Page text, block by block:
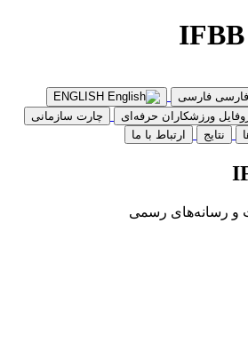
ورزشکاران حرفه‌ای
چارت سازمانی
نتایج ارتباط با ما
و رسانه‌های رسمی